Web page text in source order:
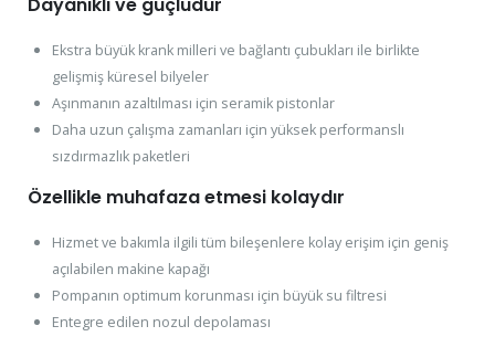
Ekstra büyük krank milleri ve bağlantı çubukları ile birlikte
gelişmiş küresel bilyeler
Aşınmanın azaltılması için seramik pistonlar
Daha uzun çalışma zamanları için yüksek performanslı
sızdırmazlık paketleri
Özellikle muhafaza etmesi kolaydır
Hizmet ve bakımla ilgili tüm bileşenlere kolay erişim için geniş
açılabilen makine kapağı
Pompanın optimum korunması için büyük su filtresi
Entegre edilen nozul depolaması